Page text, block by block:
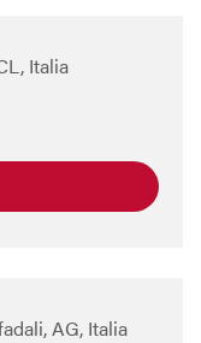
Italia
AG, Italia